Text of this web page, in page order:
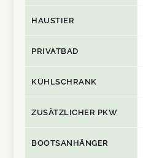
HAUSTIER
PRIVATBAD
KÜHLSCHRANK
ZUSÄTZLICHER PKW
BOOTSANHÄNGER